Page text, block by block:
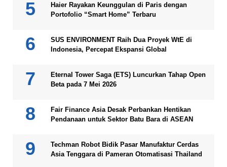
Haier Rayakan Keunggulan di Paris dengan
Portofolio “Smart Home” Terbaru
SUS ENVIRONMENT Raih Dua Proyek WtE di
Indonesia, Percepat Ekspansi Global
Eternal Tower Saga (ETS) Luncurkan Tahap Open
Beta pada 7 Mei 2026
Fair Finance Asia Desak Perbankan Hentikan
Pendanaan untuk Sektor Batu Bara di ASEAN
Techman Robot Bidik Pasar Manufaktur Cerdas
Asia Tenggara di Pameran Otomatisasi Thailand